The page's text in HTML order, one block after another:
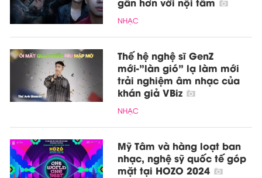
NHẠC
Thế hệ nghệ sĩ GenZ
mới-”làn gió” lạ làm mới
trải nghiệm âm nhạc của
khán giả VBiz
NHẠC
Mỹ Tâm và hàng loạt ban
nhạc, nghệ sỹ quốc tế góp
mặt tại HOZO 2024